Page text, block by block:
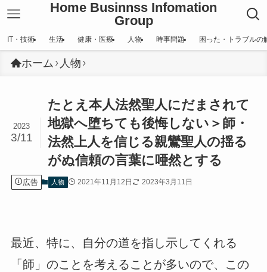
Home Businnss Infomation
Group
IT・技術 生活 健康・医療 人物 時事問題 困った・トラブルの
ホーム 人物
たとえ本人法然聖人にだまされて
地獄へ堕ちても後悔しない＞師・
法然上人を信じる親鸞聖人の揺る
がぬ信頼の言葉に唖然とする
2023
3/11
広告 人物 2021年11月12日 2023年3月11日
最近、特に、自分の道を指し示してくれる
「師」のことを考えることが多いので、この